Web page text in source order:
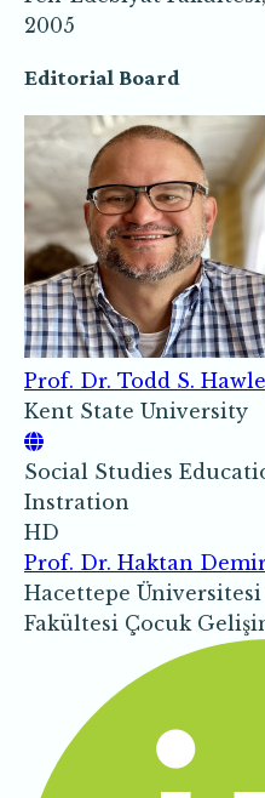
2005
Editorial Board
Prof. Dr. Todd S.
Kent State University
Social Studies
Instration
HD
Prof. Dr. Haktan
Hacettepe
Fakültesi Çocuk